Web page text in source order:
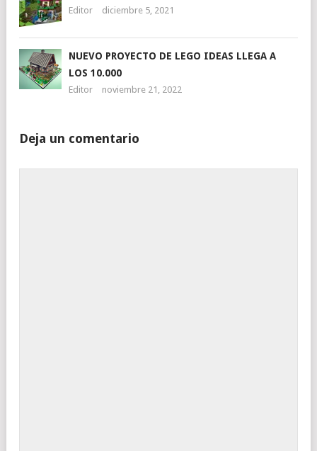
Editor diciembre 5, 2021
NUEVO PROYECTO DE LEGO IDEAS LLEGA A
LOS 10.000
Editor noviembre 21, 2022
Deja un comentario